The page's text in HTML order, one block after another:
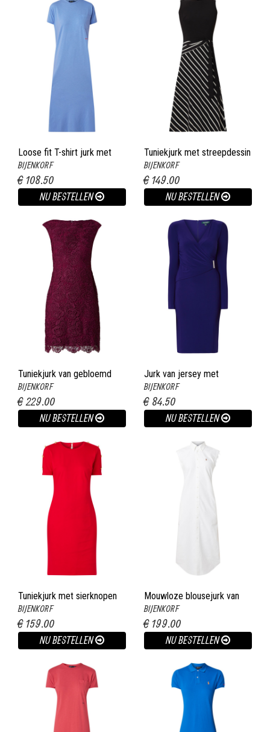
Loose fit T-shirt jurk met
borstzak en split lavendel
BIJENKORF
€ 108.50
NU BESTELLEN
Tuniekjurk met streepdessin
en strikceintuur zwart
BIJENKORF
€ 149.00
NU BESTELLEN
Tuniekjurk van gebloemd
kant fuchsia
BIJENKORF
€ 229.00
NU BESTELLEN
Jurk van jersey met
overslag kobaltblauw
BIJENKORF
€ 84.50
NU BESTELLEN
Tuniekjurk met sierknopen
rood
BIJENKORF
€ 159.00
NU BESTELLEN
Mouwloze blousejurk van
denim wit
BIJENKORF
€ 199.00
NU BESTELLEN